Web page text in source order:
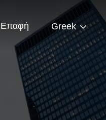
Επαφή Greek